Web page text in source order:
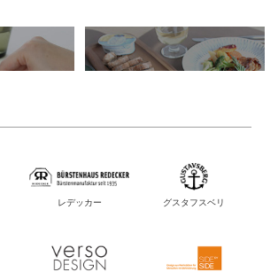
レデッカー グスタフスベリ